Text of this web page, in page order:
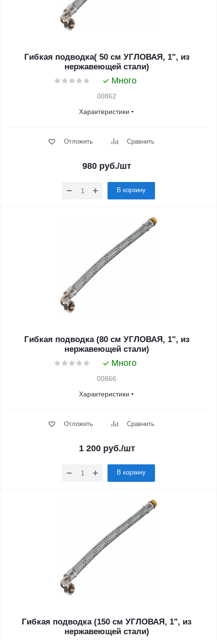
Гибкая подводка( 50 см УГЛОВАЯ, 1", из
нержавеющей стали)
Много
00862
Характеристики
Отложить Сравнить
980 руб./шт
В корзину
Гибкая подводка (80 см УГЛОВАЯ, 1", из
нержавеющей стали)
Много
00866
Характеристики
Отложить Сравнить
1 200руб./шт
В корзину
Гибкая подводка (150 см УГЛОВАЯ, 1", из
нержавеющей стали)